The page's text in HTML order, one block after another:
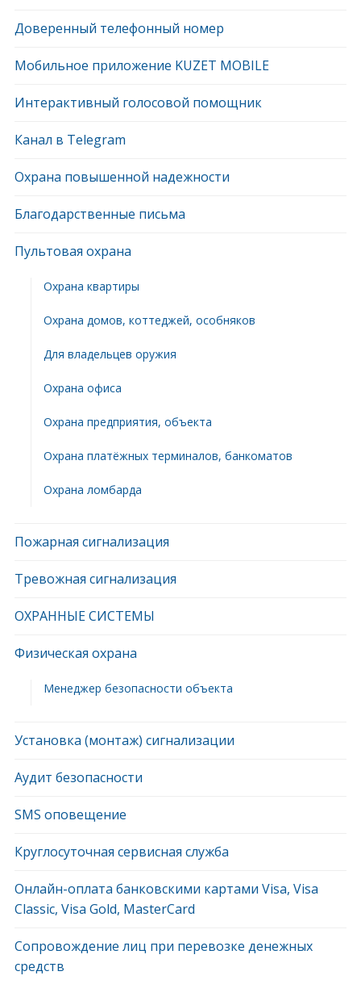
Доверенный телефонный номер
Мобильное приложение KUZET MOBILE
Интерактивный голосовой помощник
Канал в Telegram
Охрана повышенной надежности
Благодарственные письма
Пультовая охрана
Охрана квартиры
Охрана домов, коттеджей, особняков
Для владельцев оружия
Охрана офиса
Охрана предприятия, объекта
Охрана платёжных терминалов, банкоматов
Охрана ломбарда
Пожарная сигнализация
Тревожная сигнализация
ОХРАННЫЕ СИСТЕМЫ
Физическая охрана
Менеджер безопасности объекта
Установка (монтаж) сигнализации
Аудит безопасности
SMS оповещение
Круглосуточная сервисная служба
Онлайн-оплата банковскими картами Visa, Visa
Classic, Visa Gold, MasterCard
Сопровождение лиц при перевозке денежных
средств